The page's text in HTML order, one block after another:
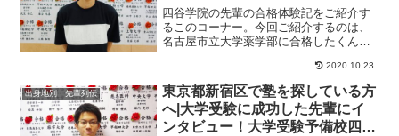
谷学院
四谷学院の先輩の合格体験記をご紹介す
るこのコーナー。今回ご紹介するのは、
名古屋市立大学薬学部に合格したくんの
2020.10.23
出身地別｜先輩列伝
東京都新宿区で塾を探している方
へ|大学受験に成功した先輩にイ
ンタビュー！大学受験予備校四谷